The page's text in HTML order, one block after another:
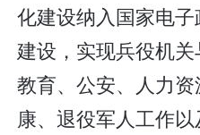
化建设纳入国家电
建设，实现兵役机关
教育、公安、人力
康、退役军人工作